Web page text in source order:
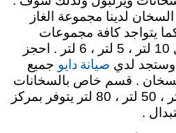
لدينا مجموعة الغاز
كما يتواجد كافة مجموعات
المياة لسخانات ويرلبول 10 لتر ، 5 لتر ، 6 لتر . احجز
وستجد لدي صيانة دايو جميع
. قسم خاص بالسخانات
الكهربائية ويرلبول 30 لتر ، 50 لتر ، 80 لتر يتوفر بمركز
.